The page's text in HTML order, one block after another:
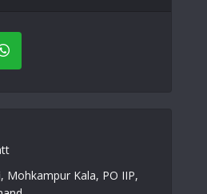
Mohkampur Kala, PO IIP,